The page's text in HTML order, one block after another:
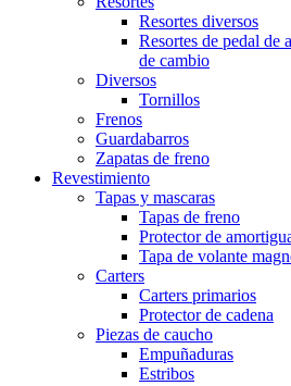
Resortes diversos
Resortes de pedal de
de cambio
Diversos
Tornillos
Frenos
Guardabarros
Zapatas de freno
Revestimiento
Tapas y mascaras
Tapas de freno
Protector de
Tapa de volante
Carters
Carters primarios
Protector de cadena
Piezas de caucho
Empuñaduras
Estribos